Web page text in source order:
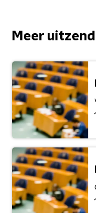
Meer